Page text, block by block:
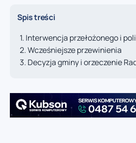
Spis treści
Interwencja przełożonego i
Wcześniejsze przewinienia
Decyzja gminy i orzeczenie